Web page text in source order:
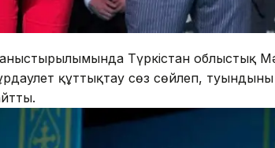
Түркістан облыстық
құттықтау сөз сөйлеп,